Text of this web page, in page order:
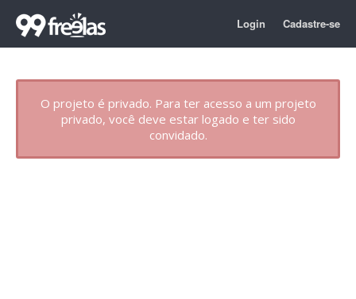
Login Cadastre-se
O projeto é privado. Para ter acesso a um projeto
privado, você deve estar logado e ter sido
convidado.